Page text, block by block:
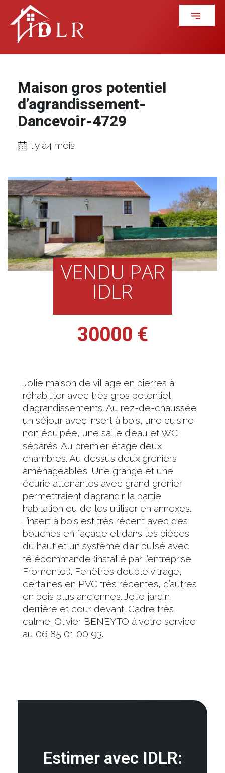
Maison gros potentiel
d’agrandissement-
Dancevoir-4729
il y a4 mois
VENDU PAR
IDLR
30000 €
Jolie maison de village en pierres à
réhabiliter avec très gros potentiel
d’agrandissements. Au rez-de-chaussée
un séjour avec insert à bois, une cuisine
non équipée, une salle d’eau et WC
séparés. Au premier étage deux
chambres. Au dessus deux greniers
aménageables. Une grange et une
écurie attenantes avec grand grenier
permettraient d’agrandir la partie
habitation ou de les utiliser en annexes.
L’insert à bois est très récent avec des
bouches en façade et dans les pièces
du haut et un système d’air pulsé avec
télécommande (installé par l’entreprise
Fromentel). Fenêtres double vitrage,
certaines en PVC très récentes, d’autres
en bois plus anciennes. Jolie jardin
derrière et cour devant. Cadre très
calme. Olivier BENEYTO à votre service
au 06 85 01 00 93.
Estimer avec IDLR: